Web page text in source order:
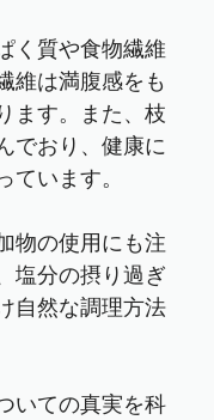
く質や食物繊維
維は満腹感をも
ます。また、枝
でおり、健康に
います。
物の使用にも注
塩分の摂り過ぎ
自然な調理方法
いての真実を科